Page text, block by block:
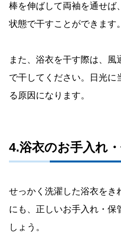
棒を伸ばして両袖を通せば
状態で干すことができます。
また、浴衣を干す際は、風
で干してください。日光に
る原因になります。
4.浴衣のお手入れ
せっかく洗濯した浴衣をき
にも、正しいお手入れ・保
しょう。